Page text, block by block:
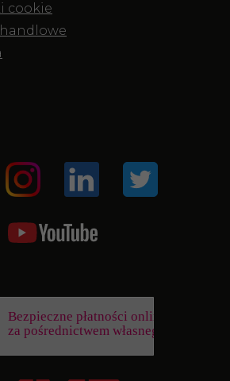
cookie
Bezpieczne płatności online
za pośrednictwem własnego banku